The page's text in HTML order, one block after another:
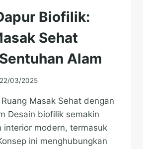
Biofilik:
Sehat
Alam
22/03/2025
Masak Sehat dengan
Desain biofilik semakin
interior modern, termasuk
ini menghubungkan